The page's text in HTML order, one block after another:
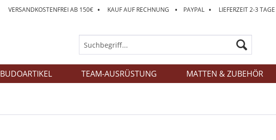
VERSANDKOSTENFREI AB 150€ • KAUF AUF RECHNUNG • PAYPAL • LIEFERZEIT 2-3 TAGE
BUDOARTIKEL TEAM-AUSRÜSTUNG MATTEN & ZUBEHÖR